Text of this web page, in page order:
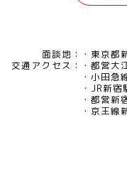
面談地：
東京都
交通アクセス：
都営大
小田急
JR新宿
都営新
京王線